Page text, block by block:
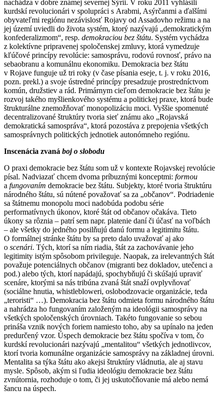
nachádza v dobre známej severnej Sýrii. V roku 2011 vyhlásili
kurdskí revolucionári v spolupráci s Arabmi, Asýrčanmi a ďalšími
obyvateľmi regiónu nezávislosť Rojavy od Assadovho režimu a na
jej území uviedli do života systém, ktorý nazývajú „demokratickým
konfederalizmom“, resp. demokraciou bez štátu. Systém vychádza
z kolektívne pripravenej spoločenskej zmluvy, ktorá vymedzuje
kľúčové princípy revolúcie: samosprávu, rodovú rovnosť, právo na
sebaobranu a komunálnu ekonomiku. Demokracia bez štátu
v Rojave funguje už tri roky (v čase písania eseje, t. j. v roku 2016,
pozn. prekl.) a svoje ústredné princípy presadzuje prostredníctvom
komún, družstiev a rád. Primárnym cieľom demokracie bez štátu je
rozvoj takého myšlienkového systému a politickej praxe, ktorá bude
štrukturálne znemožňovať monopolizáciu moci. Vyššie spomenuté
decentralizované štruktúry tvoria sieť známu ako „Rojavská
demokratická samospráva“, ktorá pozostáva z prepojenia všetkých
samosprávnych politických jednotiek autonómneho regiónu.
Inscenácia zvaná boj o slobodu
O praxi demokracie bez štátu som už v kontexte Rojavskej revolúcie
písal. Nadviazať chcem dvoma príbuznými konceptmi: formou
a fungovaním demokracie bez štátu. Subjekty, ktoré tvoria štruktúru
národného štátu, sú nútené považovať sa za „občanov“. Podriadenie
sa štátnemu monopolu moci nadobúda podobu série
performatívnych úkonov, ktoré štát od občanov očakáva. Tieto
úkony sa rôznia – patrí sem napr. platenie daní či účasť na voľbách
– ale všetky do jedného posilňujú danú formu a legitimitu štátu.
O formálnej stránke štátu by sa preto dalo uvažovať aj ako
o scenári. Tých, ktorí sa ním riadia, štát za zachovávanie jeho
legitimity istým spôsobom privileguje. Naopak, za irelevantných štát
považuje potenciálnych občanov (migranti bez dokladov, utečenci a
pod.) alebo tých, ktorí napádajú, spochybňujú či skúšajú upraviť
scenáre, ktorými sa nás tribúna zvaná štát snaží ovplyvňovať
(sociálne hnutia, whistlebloweri, oslobodzovacie organizácie, teda
„teroristi“ …). Demokracia bez štátu odmieta formu národného štátu
a nahrádza ho fungovaním založeným na ideológii samosprávy na
všetkých spoločenských úrovniach. Takéto fungovanie so sebou
prináša vznik nových foriem namiesto toho, aby sa upínalo na jeden
predurčený vzor. Úspech demokracie bez štátu spočíva v tom, čo
kurdskí revolucionári nazývajú „mentalitou“ všetkých jednotlivcov,
ktorí tvoria komunálne organizácie samosprávy na základnej úrovni.
Mentalita sa týka štátu ako akejsi štruktúry vládnutia, ale aj stavu
mysle. Spôsob, akým si ľudia ideológiu demokracie bez štátu
zvnútornia, rozhoduje o tom, či jej uskutočňovanie má alebo nemá
šancu na úspech.